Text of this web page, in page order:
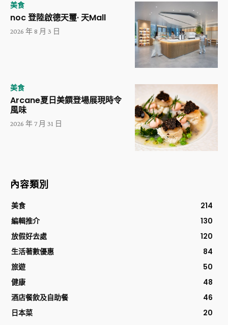
美食
noc 登陸啟德天璽· 天Mall
2026 年 8 月 3 日
美食
Arcane夏日美饌登場展現時令
風味
2026 年 7 月 31 日
內容類別
美食
214
編輯推介
130
放假好去處
120
生活著數優惠
84
旅遊
50
健康
48
酒店餐飲及自助餐
46
日本菜
20